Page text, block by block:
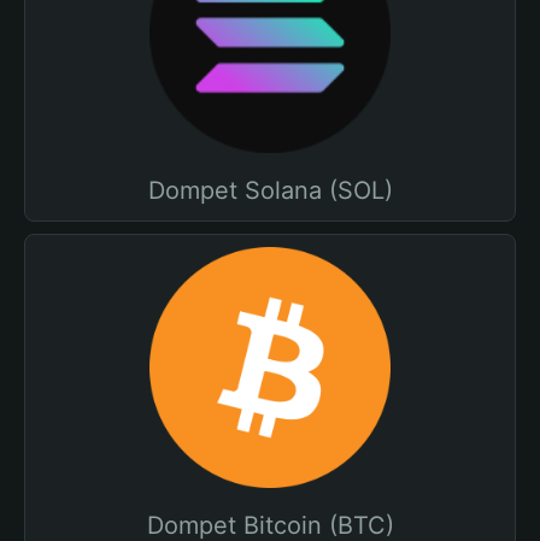
Dompet Solana (SOL)
Dompet Bitcoin (BTC)